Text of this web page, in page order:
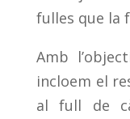
fulles que la
Amb
incloem el
al full de